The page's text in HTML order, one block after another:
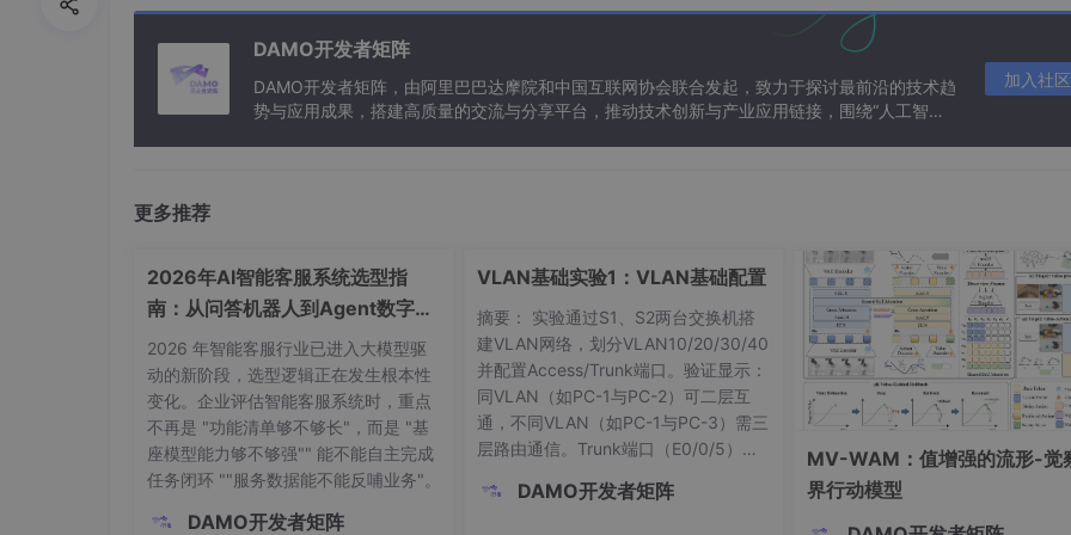
===
# Configure JobStore
org.quartz.jobStore.maxMisfiresToHandleAtATime = 15
org.quartz.jobStore.class = org.quartz.impl.jdbcjobstore.JobStoreTX
org.quartz.jobStore.driverDelegateClass = org.quartz.impl.jdbcjobstore.StdJDBCDelegate
org.quartz.jobStore.useProperties = false
org.quartz.jobStore.dataSource = aBPM
org.quartz.jobStore.tablePrefix = ABPM_
org.quartz.jobStore.isClustered = false
DAMO开发者矩阵
DAMO开发者矩阵，由阿里巴巴达摩院和中国互联网协会联合发起，致力于探讨最前沿的技术趋
势与应用成果，搭建高质量的交流与分享平台，推动技术创新与产业应用链接，围绕“人工智能
加入社区
更多推荐
2026年AI智能客服系统选型指
南：从问答机器人到Agent数字员
工的代际跃迁
2026 年智能客服行业已进入大模型驱
动的新阶段，选型逻辑正在发生根本性
变化。企业评估智能客服系统时，重点
不再是 "功能清单够不够长"，而是 "基
座模型能力够不够强"" 能不能自主完成
任务闭环 ""服务数据能不能反哺业务"。
DAMO开发者矩阵
VLAN基础实验1：VLAN基础配置
摘要： 实验通过S1、S2两台交换机搭
建VLAN网络，划分VLAN10/20/30/40
并配置Access/Trunk端口。验证显示：
同VLAN（如PC-1与PC-2）可二层互
通，不同VLAN（如PC-1与PC-3）需三
层路由通信。Trunk端口（E0/0/5）实
splay vlan、display port vlan等，用于
DAMO开发者矩阵
MV-WAM：值增强的流形-觉
界行动模型